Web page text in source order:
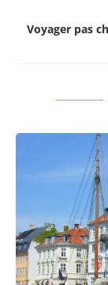
Voyager pas